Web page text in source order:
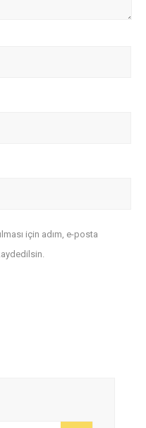
için adım, e-posta